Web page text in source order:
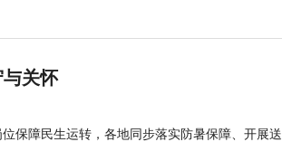
关怀
保障民生运转，各地同步落实防暑保障、开展